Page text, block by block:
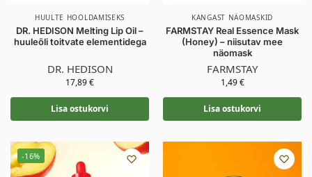
HUULTE HOOLDAMISEKS
DR. HEDISON Melting Lip Oil –
huuleõli toitvate elementidega
DR. HEDISON
17,89€
Lisa ostukorvi
KANGAST NÄOMASKID
FARMSTAY Real Essence Mask
(Honey) – niisutav mee
näomask
FARMSTAY
1,49€
Lisa ostukorvi
-16%